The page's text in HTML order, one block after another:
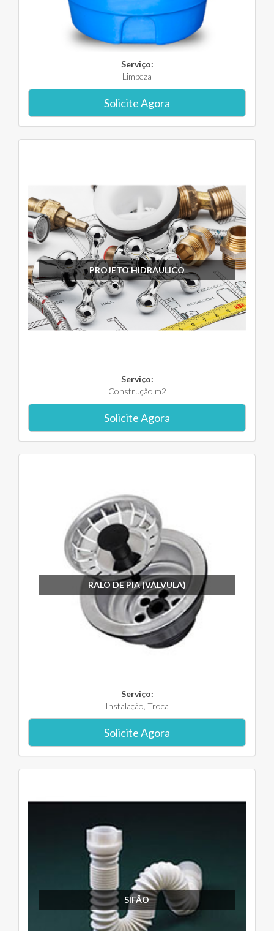
Serviço:
Limpeza
Solicite Agora
PROJETO HIDRÁULICO
Serviço:
Construção m2
Solicite Agora
RALO DE PIA (VÁLVULA)
Serviço:
Instalação, Troca
Solicite Agora
SIFÃO